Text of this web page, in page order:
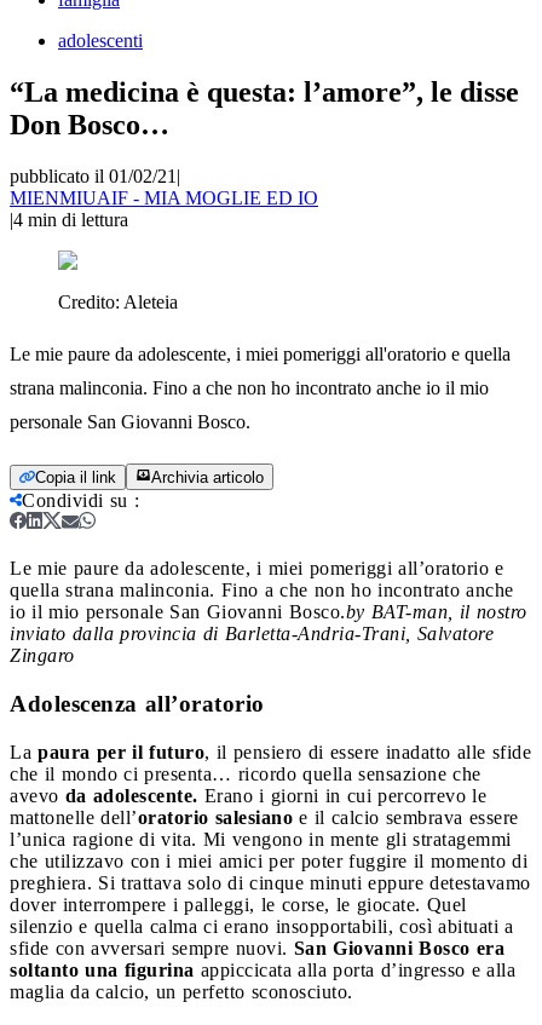
adolescenti
“La medicina è questa: l’amore”, le disse
Don Bosco…
pubblicato il 01/02/21 |
MIENMIUAIF - MIA MOGLIE ED IO
|4 min di lettura
Credito: Aleteia
Le mie paure da adolescente, i miei pomeriggi all'oratorio e quella
strana malinconia. Fino a che non ho incontrato anche io il mio
personale San Giovanni Bosco.
Copia il link Archivia articolo
Condividi su :
Le mie paure da adolescente, i miei pomeriggi all’oratorio e
quella strana malinconia. Fino a che non ho incontrato anche
io il mio personale San Giovanni Bosco.by BAT-man, il nostro
inviato dalla provincia di Barletta-Andria-Trani, Salvatore
Zingaro
Adolescenza all’oratorio
La paura per il futuro, il pensiero di essere inadatto alle sfide
che il mondo ci presenta… ricordo quella sensazione che
avevo da adolescente. Erano i giorni in cui percorrevo le
mattonelle dell’oratorio salesiano e il calcio sembrava essere
l’unica ragione di vita. Mi vengono in mente gli stratagemmi
che utilizzavo con i miei amici per poter fuggire il momento di
preghiera. Si trattava solo di cinque minuti eppure detestavamo
dover interrompere i palleggi, le corse, le giocate. Quel
silenzio e quella calma ci erano insopportabili, così abituati a
sfide con avversari sempre nuovi. San Giovanni Bosco era
soltanto una figurina appiccicata alla porta d’ingresso e alla
maglia da calcio, un perfetto sconosciuto.